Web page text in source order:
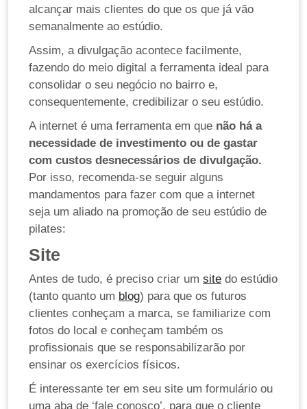
alcançar mais clientes do que os que já vão
semanalmente ao estúdio.
Assim, a divulgação acontece facilmente,
fazendo do meio digital a ferramenta ideal para
consolidar o seu negócio no bairro e,
consequentemente, credibilizar o seu estúdio.
A internet é uma ferramenta em que não há a
necessidade de investimento ou de gastar
com custos desnecessários de divulgação.
Por isso, recomenda-se seguir alguns
mandamentos para fazer com que a internet
seja um aliado na promoção de seu estúdio de
pilates:
Site
Antes de tudo, é preciso criar um site do estúdio
(tanto quanto um blog) para que os futuros
clientes conheçam a marca, se familiarize com
fotos do local e conheçam também os
profissionais que se responsabilizarão por
ensinar os exercícios físicos.
É interessante ter em seu site um formulário ou
uma aba de ‘fale conosco’, para que o cliente